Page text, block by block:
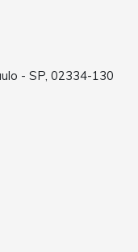
- SP, 02334-130